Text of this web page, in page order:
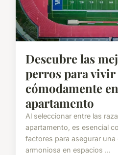
Descubre las
perros para vivir
cómodamente
apartamento
Al seleccionar entre las
apartamento, es esencial
factores para asegurar una
armoniosa en espacios ...